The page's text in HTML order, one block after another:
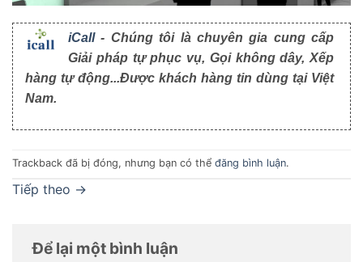
iCall- Chúng tôi là chuyên gia cung cấp
Giải pháp tự phục vụ, Gọi không dây, Xếp
hàng tự động...Được khách hàng tin dùng tại Việt
Nam.
Trackback đã bị đóng, nhưng bạn có thể đăng bình luận.
Tiếp theo →
Để lại một bình luận